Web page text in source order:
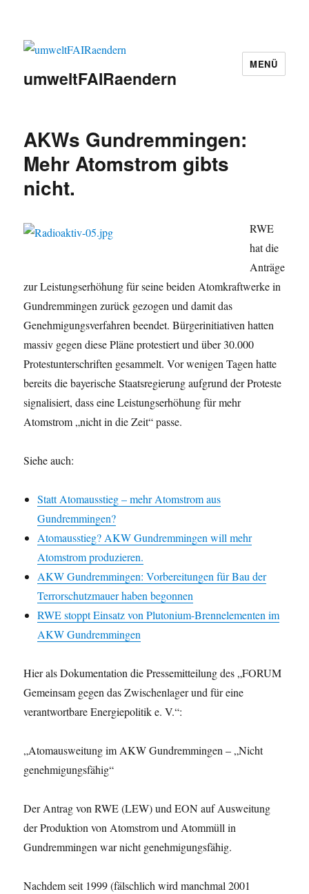
umweltFAIRaendern
MENÜ
AKWs Gundremmingen:
Mehr Atomstrom gibts
nicht.
RWE
hat die
Anträge
zur Leistungserhöhung für seine beiden Atomkraftwerke in
Gundremmingen zurück gezogen und damit das
Genehmigungsverfahren beendet. Bürgerinitiativen hatten
massiv gegen diese Pläne protestiert und über 30.000
Protestunterschriften gesammelt. Vor wenigen Tagen hatte
bereits die bayerische Staatsregierung aufgrund der Proteste
signalisiert, dass eine Leistungserhöhung für mehr
Atomstrom „nicht in die Zeit“ passe.
Siehe auch:
Statt Atomausstieg – mehr Atomstrom aus
Gundremmingen?
Atomausstieg? AKW Gundremmingen will mehr
Atomstrom produzieren.
AKW Gundremmingen: Vorbereitungen für Bau der
Terrorschutzmauer haben begonnen
RWE stoppt Einsatz von Plutonium-Brennelementen im
AKW Gundremmingen
Hier als Dokumentation die Pressemitteilung des „FORUM
Gemeinsam gegen das Zwischenlager und für eine
verantwortbare Energiepolitik e. V.“:
„Atomausweitung im AKW Gundremmingen – „Nicht
genehmigungsfähig“
Der Antrag von RWE (LEW) und EON auf Ausweitung
der Produktion von Atomstrom und Atommüll in
Gundremmingen war nicht genehmigungsfähig.
Nachdem seit 1999 (fälschlich wird manchmal 2001